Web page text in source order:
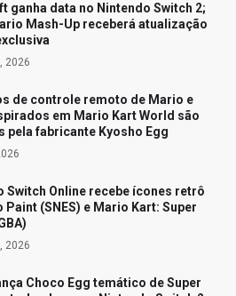
ganha data no Nintendo Switch 2;
Mash-Up receberá atualização
2026
de controle remoto de Mario e
em Mario Kart World são
pela fabricante Kyosho Egg
Switch Online recebe ícones retrô
Paint (SNES) e Mario Kart: Super
2026
Choco Egg temático de Super